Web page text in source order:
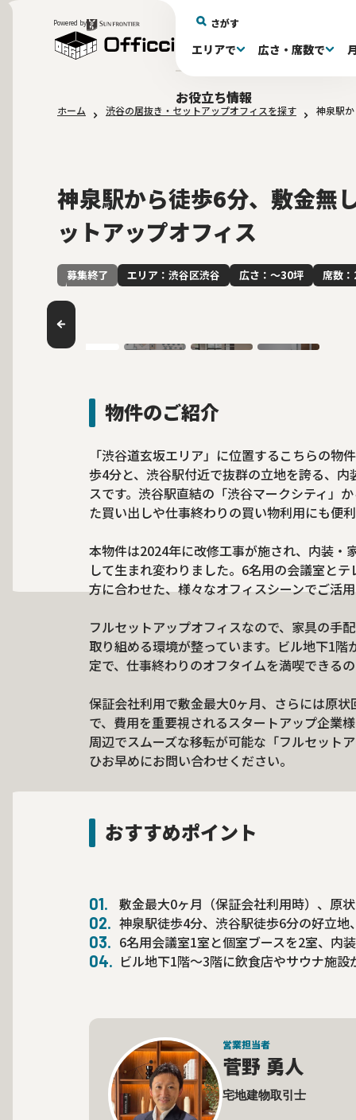
Powered by さがす
エリアで 広さ・席数で
港区(114)
30〜60坪(275)
セットアップオフィス(279)
30〜60坪(275)
61～100万(185)
テレカンブース付き(443)
居抜きオフィスについて
お役立ち情報
ホーム 渋谷の居抜き・セットアップオフィスを探す 神泉駅
神泉駅から徒歩6分、敷金無
ットアップオフィス
募集終了 エリア：渋谷区渋谷 広さ：〜30坪 席数
物件のご紹介
「渋谷道玄坂エリア」に位置するこちらの物
歩4分と、渋谷駅付近で抜群の立地を誇る、
スです。渋谷駅直結の「渋谷マークシティ」
た買い出しや仕事終わりの買い物利用にも便
本物件は2024年に改修工事が施され、内装・
して生まれ変わりました。6名用の会議室と
方に合わせた、様々なオフィスシーンでご活
フルセットアップオフィスなので、家具の手
取り組める環境が整っています。ビル地下1
定で、仕事終わりのオフタイムを満喫できる
保証会社利用で敷金最大0ヶ月、さらには原
で、費用を重要視されるスタートアップ企業
周辺でスムーズな移転が可能な「フルセット
ひお早めにお問い合わせください。
おすすめポイント
敷金最大0ヶ月（保証会社利用時）、原
神泉駅徒歩4分、渋谷駅徒歩6分の好立
6名用会議室1室と個室ブースを2室、内
ビル地下1階～3階に飲食店やサウナ施
営業担当者
菅野 勇人
宅地建物取引士